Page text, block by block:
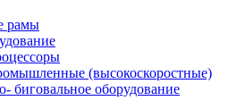
рамы
(высокоскоростные)
биговальное оборудование